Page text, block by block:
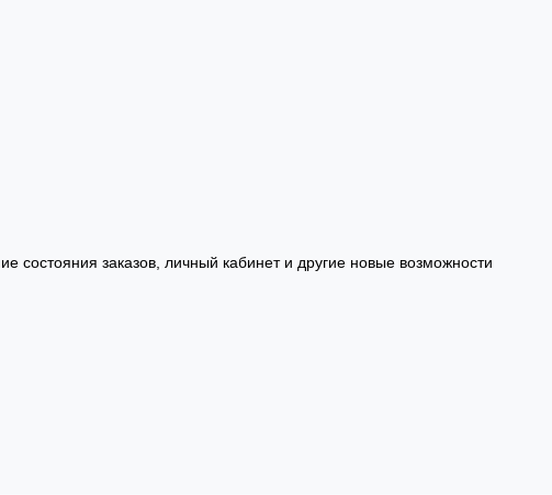
состояния заказов, личный кабинет и другие новые возможности